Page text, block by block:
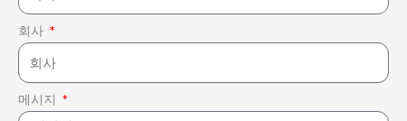
회사
메시지